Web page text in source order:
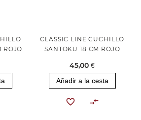
ROJO
CLASSIC LINE CUCHILLO
SANTOKU 18 CM ROJO
45,00 €
Añadir a la cesta